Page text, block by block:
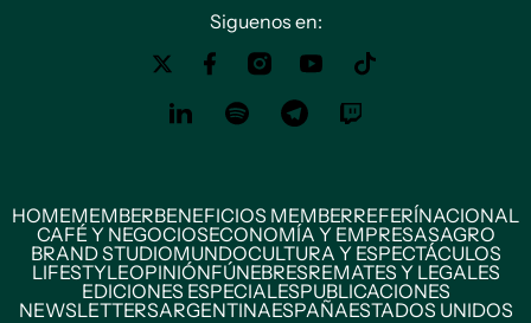
Siguenos en:
HOMEMEMBERBENEFICIOS MEMBERREFERÍNACIONAL
CAFÉ Y NEGOCIOSECONOMÍA Y EMPRESASAGRO
BRAND STUDIOMUNDOCULTURA Y ESPECTÁCULOS
LIFESTYLEOPINIÓNFÚNEBRESREMATES Y LEGALES
EDICIONES ESPECIALESPUBLICACIONES
NEWSLETTERSARGENTINAESPAÑAESTADOS UNIDOS